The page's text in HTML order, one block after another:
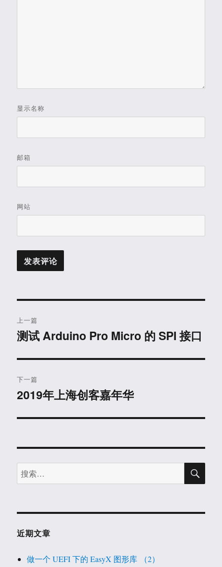
显示名称
邮箱
网站
章
航
上一篇
上
文
章：
测试 Arduino Pro Micro 的 SPI 接口
下一篇
下
文
2019年上海创客嘉年华
搜
索：
搜
近期文章
做一个 UEFI 下的 EasyX 图形库 （2）